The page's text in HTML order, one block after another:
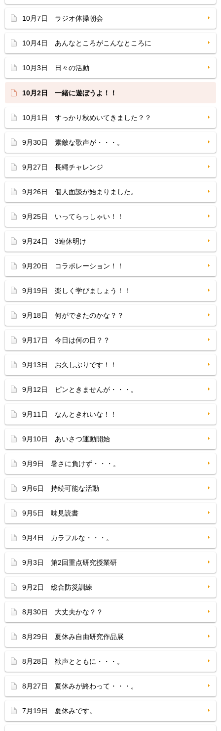
10月7日 ラジオ体操朝会
10月4日 あんなところがこんなところに
10月3日 日々の活動
10月2日 一緒に遊ぼうよ！！
10月1日 すっかり秋めいてきました？？
9月30日 素敵な歌声が・・・。
9月27日 長縄チャレンジ
9月26日 個人面談が始まりました。
9月25日 いってらっしゃい！！
9月24日 3連休明け
9月20日 コラボレーション！！
9月19日 楽しく学びましょう！！
9月18日 何ができたのかな？？
9月17日 今日は何の日？？
9月13日 お久しぶりです！！
9月12日 ピンときませんが・・・。
9月11日 なんときれいな！！
9月10日 あいさつ運動開始
9月9日 暑さに負けず・・・。
9月6日 持続可能な活動
9月5日 味見読書
9月4日 カラフルな・・・。
9月3日 第2回重点研究授業研
9月2日 総合防災訓練
8月30日 大丈夫かな？？
8月29日 夏休み自由研究作品展
8月28日 歓声とともに・・・。
8月27日 夏休みが終わって・・・。
7月19日 夏休みです。